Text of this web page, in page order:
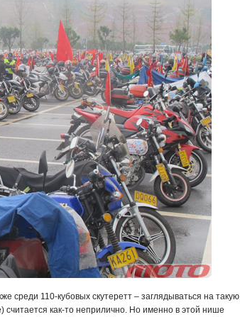
среди 110-кубовых скутеретт – заглядываться на такую
считается как-то неприлично. Но именно в этой нише